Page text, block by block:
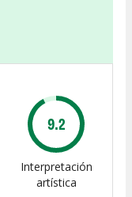
9.2
Interpretación
artística